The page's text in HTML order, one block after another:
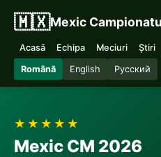
🇲🇽Mexic
Acasă Echipa Meciuri Știri
Română English Русский
★★★★★
Mexic CM 2026